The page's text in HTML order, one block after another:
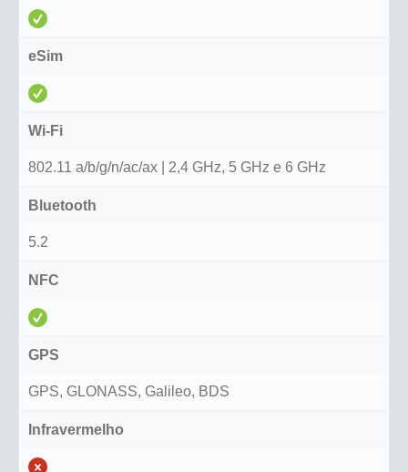
eSim
Wi-Fi
802.11 a/b/g/n/ac/ax | 2,4 GHz, 5 GHz e 6 GHz
Bluetooth
5.2
NFC
GPS
GPS, GLONASS, Galileo, BDS
Infravermelho